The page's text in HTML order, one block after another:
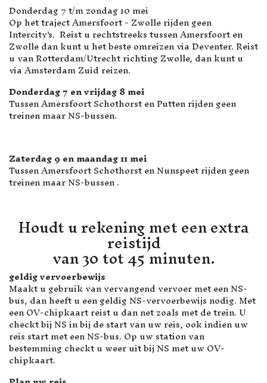
Donderdag 7 t/m zondag 10 mei
Op het traject Amersfoort - Zwolle rijden geen
Intercity's. Reist u rechtstreeks tussen Amersfoort en
Zwolle dan kunt u het beste omreizen via Deventer. Reist
u van Rotterdam/Utrecht richting Zwolle, dan kunt u
via Amsterdam Zuid reizen.
Donderdag 7 en vrijdag 8 mei
Tussen Amersfoort Schothorst en Putten rijden geen
treinen maar NS-bussen.
Zaterdag 9 en maandag 11 mei
Tussen Amersfoort Schothorst en Nunspeet rijden geen
treinen maar NS-bussen .
Houdt u rekening met een extra
reistijd
van 30 tot 45 minuten.
geldig vervoerbewijs
Maakt u gebruik van vervangend vervoer met een NS-
bus, dan heeft u een geldig NS-vervoerbewijs nodig. Met
een OV-chipkaart reist u dan net zoals met de trein. U
checkt bij NS in bij de start van uw reis, ook indien uw
reis start met een NS-bus. Op uw station van
bestemming checkt u weer uit bij NS met uw OV-
chipkaart.